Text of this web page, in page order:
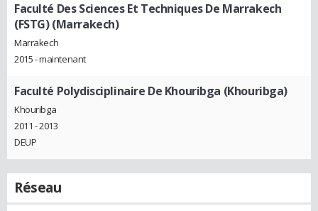
Faculté Des Sciences Et Techniques De Marrakech
(FSTG) (Marrakech)
Marrakech
2015 - maintenant
Faculté Polydisciplinaire De Khouribga (Khouribga)
Khouribga
2011 - 2013
DEUP
Réseau